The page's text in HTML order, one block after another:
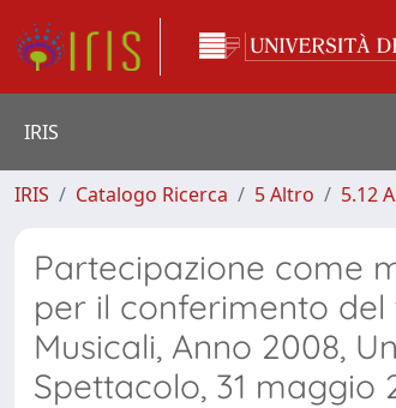
IRIS
IRIS Catalogo Ricerca 5 Altro 5.12
Partecipazione come
per il conferimento
Musicali, Anno 2008,
Spettacolo, 31 maggio